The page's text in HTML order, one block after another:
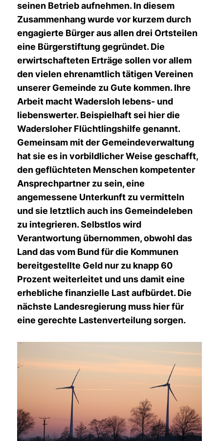
seinen Betrieb aufnehmen. In diesem
Zusammenhang wurde vor kurzem durch
engagierte Bürger aus allen drei Ortsteilen
eine Bürgerstiftung gegründet. Die
erwirtschafteten Erträge sollen vor allem
den vielen ehrenamtlich tätigen Vereinen
unserer Gemeinde zu Gute kommen. Ihre
Arbeit macht Wadersloh lebens- und
liebenswerter. Beispielhaft sei hier die
Wadersloher Flüchtlingshilfe genannt.
Gemeinsam mit der Gemeindeverwaltung
hat sie es in vorbildlicher Weise geschafft,
den geflüchteten Menschen kompetenter
Ansprechpartner zu sein, eine
angemessene Unterkunft zu vermitteln
und sie letztlich auch ins Gemeindeleben
zu integrieren. Selbstlos wird
Verantwortung übernommen, obwohl das
Land das vom Bund für die Kommunen
bereitgestellte Geld nur zu knapp 60
Prozent weiterleitet und uns damit eine
erhebliche finanzielle Last aufbürdet. Die
nächste Landesregierung muss hier für
eine gerechte Lastenverteilung sorgen.